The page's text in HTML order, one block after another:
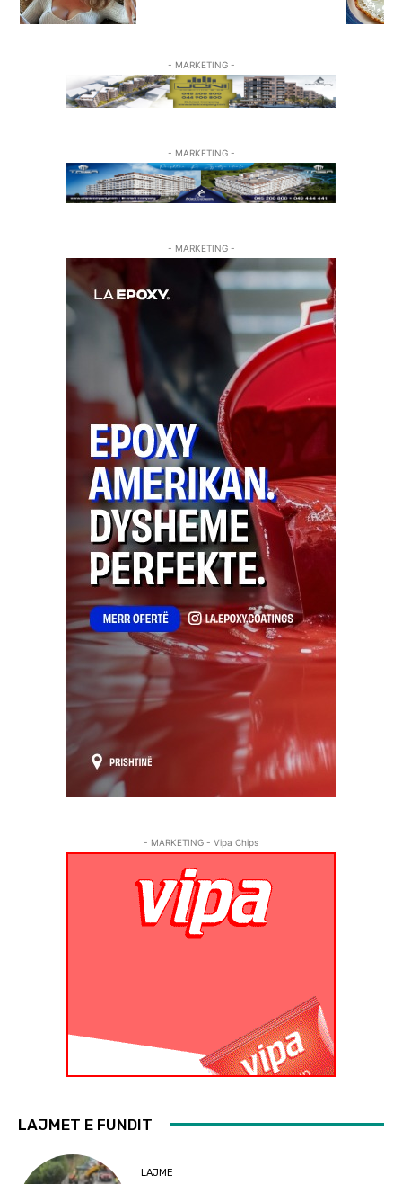
- MARKETING -
- MARKETING -
- MARKETING -
- MARKETING - Vipa Chips
LAJMET E FUNDIT
LAJME